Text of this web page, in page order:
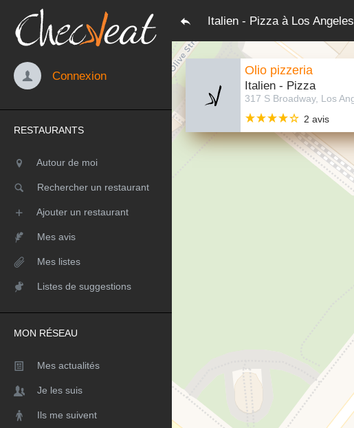
Italien - Pizza à Los Angeles
Connexion
RESTAURANTS
Autour de moi
Rechercher un restaurant
Ajouter un restaurant
Mes avis
Mes listes
Listes de suggestions
MON RÉSEAU
Mes actualités
Je les suis
Ils me suivent
Olio pizzeria
Italien - Pizza
2 avis